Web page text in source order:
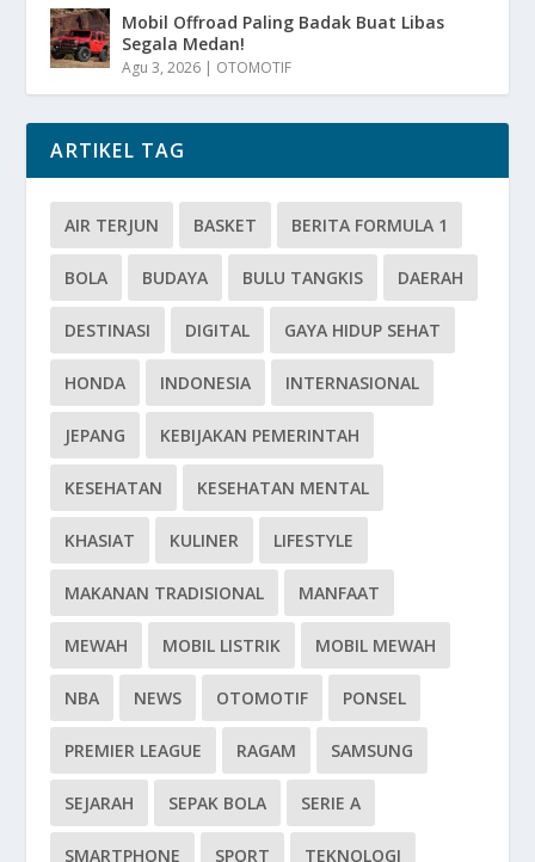
Mobil Offroad Paling Badak Buat Libas
Segala Medan!
Agu 3, 2026 | OTOMOTIF
ARTIKEL TAG
AIR TERJUN BASKET BERITA FORMULA 1
BOLA BUDAYA BULU TANGKIS DAERAH
DESTINASI DIGITAL GAYA HIDUP SEHAT
HONDA INDONESIA INTERNASIONAL
JEPANG KEBIJAKAN PEMERINTAH
KESEHATAN KESEHATAN MENTAL
KHASIAT KULINER LIFESTYLE
MAKANAN TRADISIONAL MANFAAT
MEWAH MOBIL LISTRIK MOBIL MEWAH
NBA NEWS OTOMOTIF PONSEL
PREMIER LEAGUE RAGAM SAMSUNG
SEJARAH SEPAK BOLA SERIE A
SMARTPHONE SPORT TEKNOLOGI